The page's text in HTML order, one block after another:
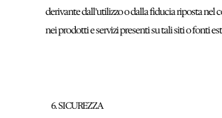
derivante dall’utilizzo o dalla fiducia riposta nel
nei prodotti e servizi presenti su tali siti o fonti
SICUREZZA